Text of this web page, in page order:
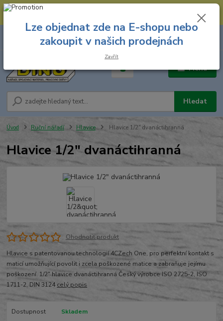
--- Spojovací materiál: 774 431 045 --- Prodejna nářadí: 731 449 423 --
Menu
Hledat
8.00 hod. - 16.00 hod.
za
Úvod Ruční nářadí Hlavice Hlavice 1/2" dvanáctihranná
Hlavice 1/2" dvanáctihranná
Ohodnotit produkt
Hlavice s patentovanou technologií 4CZech One, pro perfektní kontakt s
maticí umožňující povolit i zcela poškozené matice a zabraňuje jejímu
poškození. 1/2" hlavice dvanáctihranná Český výrobce ISO 2725-2, ISO
1711-2, DIN 3124 celý popis
Dostupnost
Skladem
Lze objednat zde na E-shopu nebo
zakoupit v našich prodejnách
Zavřít